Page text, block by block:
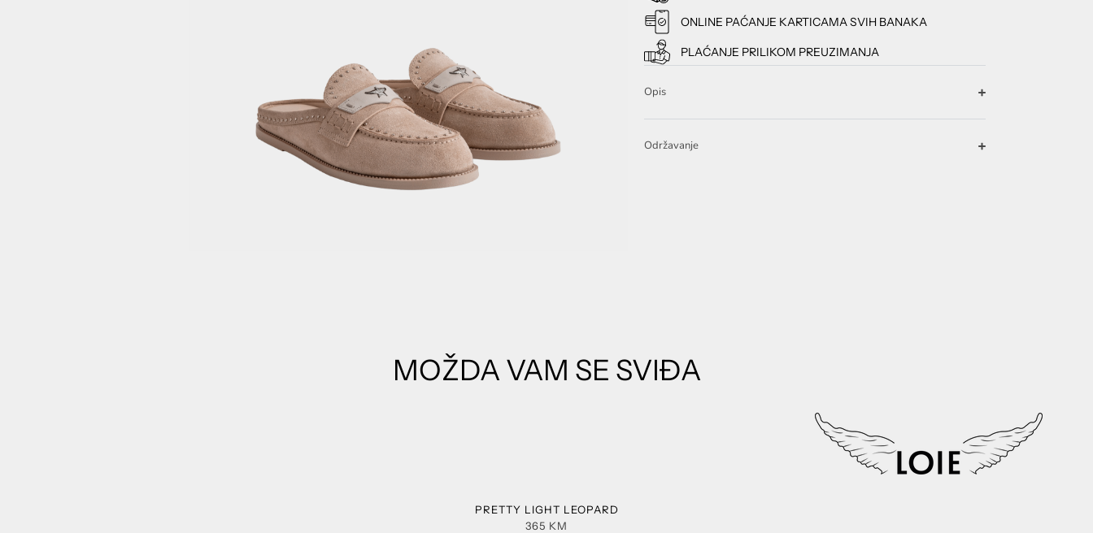
ONLINE PAĆANJE KARTICAMA SVIH BANAKA
PLAĆANJE PRILIKOM PREUZIMANJA
Opis
Održavanje
MOŽDA VAM SE SVIĐA
PRETTY LIGHT LEOPARD
365 KM